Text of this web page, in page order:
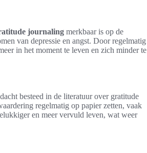
journaling merkbaar is op de
van depressie en angst. Door regelmatig
in het moment te leven en zich minder te
besteed in de literatuur over gratitude
regelmatig op papier zetten, vaak
en meer vervuld leven, wat weer